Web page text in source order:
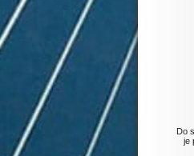
Do
je